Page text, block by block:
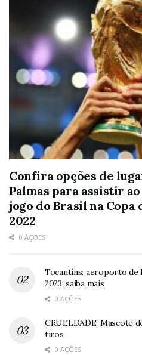
Confira opções de
Palmas para assistir
jogo do Brasil na Copa
2022
0 AÇÕES
Tocantins: aeroporto de
2023; saiba mais
0 AÇÕES
CRUELDADE: Mascote
tiros
0 AÇÕES